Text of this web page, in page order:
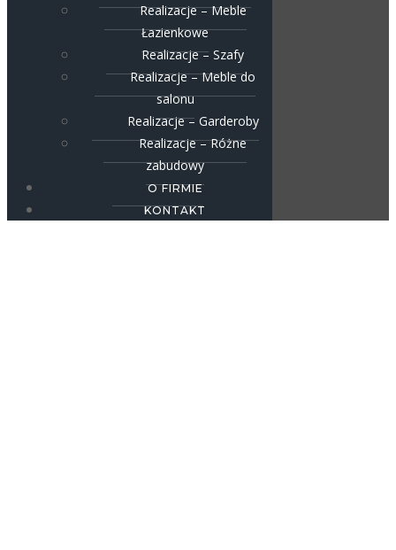
Realizacje – Meble
Łazienkowe
Realizacje – Szafy
Realizacje – Meble do
salonu
Realizacje – Garderoby
Realizacje – Różne
zabudowy
O FIRMIE
KONTAKT